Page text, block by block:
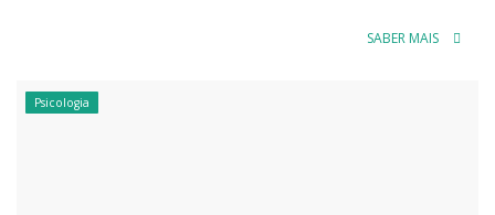
SABER MAIS
Psicologia